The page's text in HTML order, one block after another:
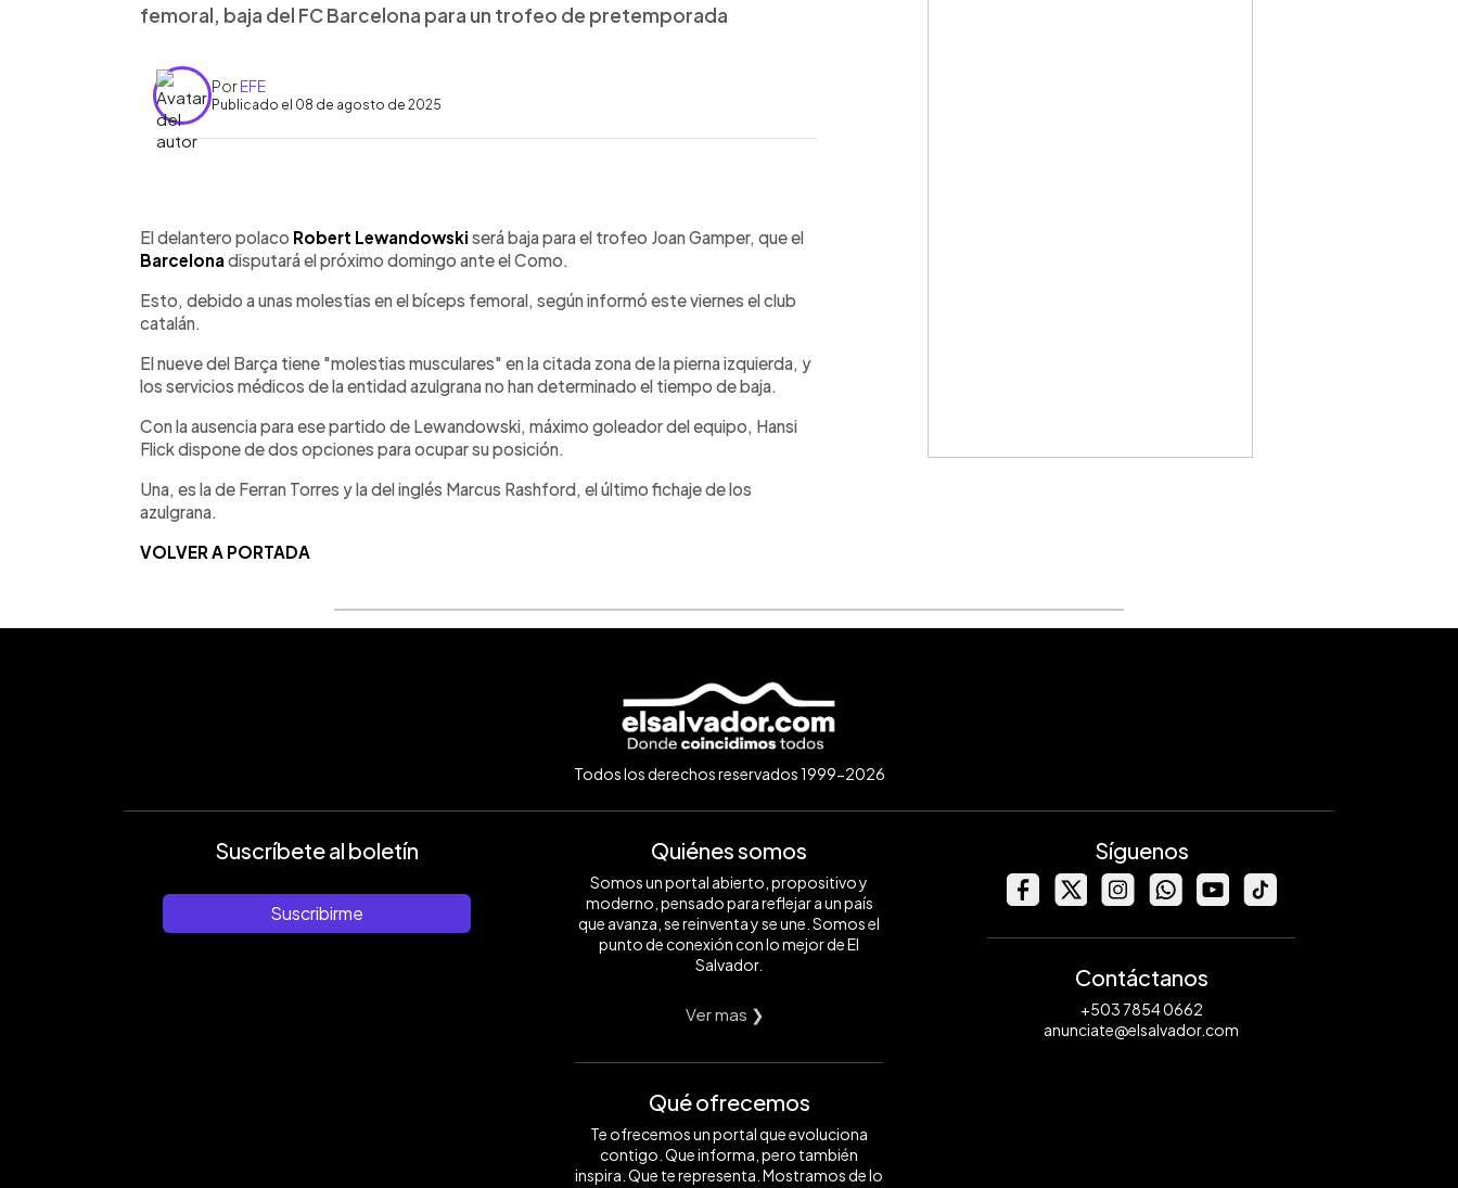
femoral, baja del FC Barcelona para un trofeo de pretemporada
PorEFE
Publicado el 08 de agosto de 2025
Escuchar artículo
El delantero polaco Robert Lewandowski será baja para el trofeo Joan Gamper, que el
Barcelona disputará el próximo domingo ante el Como.
Esto, debido a unas molestias en el bíceps femoral, según informó este viernes el club
catalán.
El nueve del Barça tiene "molestias musculares" en la citada zona de la pierna izquierda, y
los servicios médicos de la entidad azulgrana no han determinado el tiempo de baja.
Con la ausencia para ese partido de Lewandowski, máximo goleador del equipo, Hansi
Flick dispone de dos opciones para ocupar su posición.
Una, es la de Ferran Torres y la del inglés Marcus Rashford, el último fichaje de los
azulgrana.
VOLVER A PORTADA
Todos los derechos reservados 1999-2026
Suscríbete al boletín
Suscribirme
Quiénes somos
Somos un portal abierto, propositivo y
moderno, pensado para reflejar a un país
que avanza, se reinventa y se une. Somos el
punto de conexión con lo mejor de El
Salvador.
Ver mas ❯
Qué ofrecemos
Te ofrecemos un portal que evoluciona
contigo. Que informa, pero también
inspira. Que te representa. Mostramos de lo
Síguenos
Contáctanos
+503 7854 0662
anunciate@elsalvador.com